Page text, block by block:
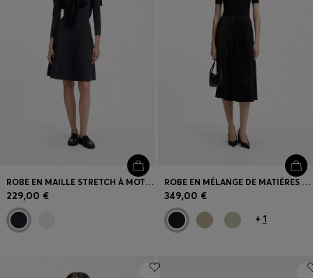
Favoris (
Articles)
FAQ et aide
Magasins
Langue (
FR €
ROBE EN MAILLE STRETCH À MOTIF À COL BATEAU
229,00 €
ROBE EN MÉLANGE DE MATIÈRES AVEC JUPE PLISSÉE
349,00 €
+ 1